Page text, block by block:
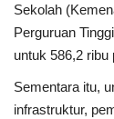
Sekolah
Perguruan
untuk 586,2 ribu
Sementara itu,
infrastruktur,